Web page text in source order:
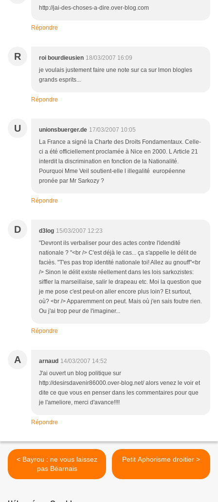
http://jai-des-choses-a-dire.over-blog.com
Répondre
R roi bourdieusien 18/03/2007 16:09
je voulais justement faire une note sur ca sur lmon blogles
grands esprits...
Répondre
U unionsbuerger.de 17/03/2007 10:05
La France a signé la Charte des Droits Fondamentaux. Celle-
ci a été officiellement proclamée à Nice en 2000. L Article 21
interdit la discrimination en fonction de la Nationalité.
Pourquoi Mme Veil soutient-elle l illegalité européenne
pronée par Mr Sarkozy ?
Répondre
D d3log 15/03/2007 12:23
"Devront ils verbaliser pour des actes contre l'idendité
nationale ? "<br /> C'est déjà le cas... ça s'appelle le délit de
faciès. "T'es pas trop identité nationale toi! Allez au gnouff"<br
/> Sinon le délit existe réellement dans les lois sarkozistes:
siffler la marseillaise, salir le drapeau etc. Moi la question que
je me pose c'est peut-on aller encore plus loin? Et surtout,
où? <br /> Apparemment on peut. Mais où j'en sais foutre rien.
Ou j'ai trop peur de l'imaginer...
Répondre
A arnaud 14/03/2007 14:52
J'ai ouvert un blog politique sur
http://desirsdavenir86000.over-blog.net/ alors venez le voir et
dite ce que vous en penser dans les commentaires pour que
je l'ameliore, merci d'avance!!!!
Répondre
< Bayrou : ne vous laissez
pas Béarnais
Petit Aphorisme droitier >